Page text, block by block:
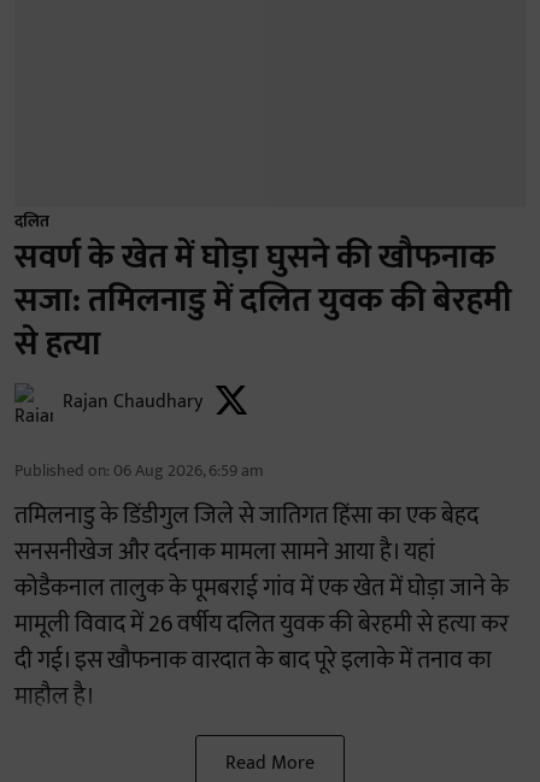
दलित
सवर्ण के खेत में घोड़ा घुसने की खौफनाक
सजा: तमिलनाडु में दलित युवक की बेरहमी
से हत्या
Rajan Chaudhary
Published on: 06 Aug 2026, 6:59 am
तमिलनाडु के डिंडीगुल जिले से जातिगत हिंसा का एक बेहद
सनसनीखेज और दर्दनाक मामला सामने आया है। यहां
कोडैकनाल तालुक के पूमबराई गांव में एक खेत में घोड़ा जाने के
मामूली विवाद में 26 वर्षीय दलित युवक की बेरहमी से हत्या कर
दी गई। इस खौफनाक वारदात के बाद पूरे इलाके में तनाव का
माहौल है।
Read More